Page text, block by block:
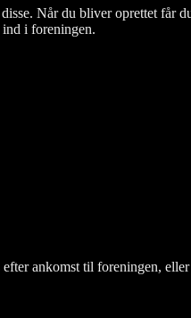
Når du bliver oprettet får
i foreningen.
ankomst til foreningen,